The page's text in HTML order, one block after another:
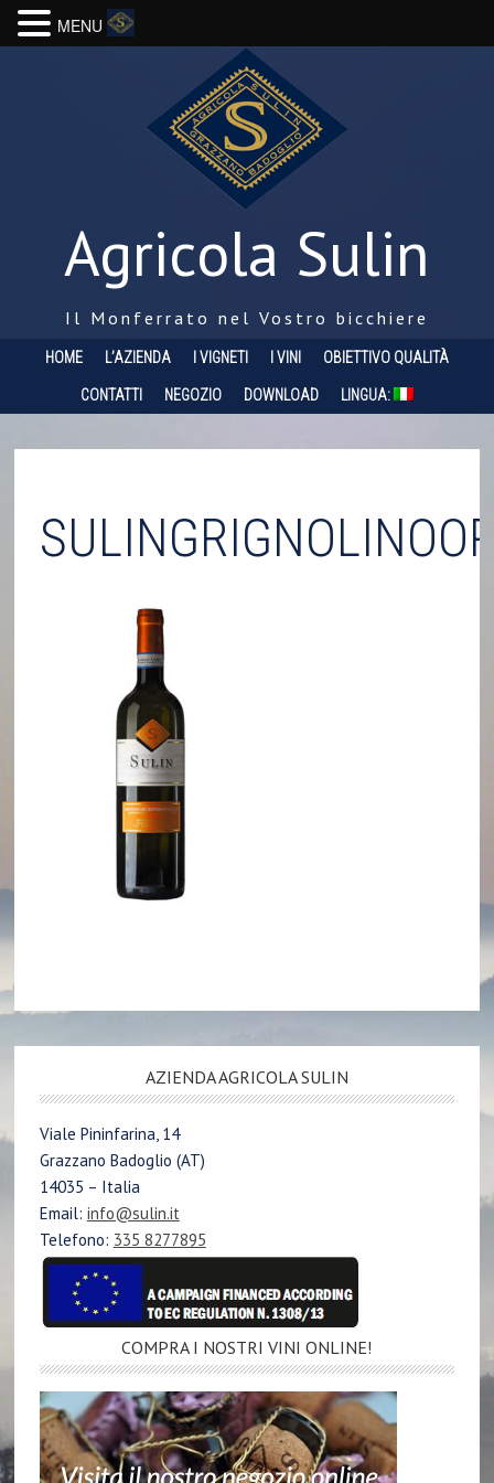
Agricola Sulin
Il Monferrato nel Vostro bicchiere
HOME L’AZIENDA I VIGNETI I VINI OBIETTIVO QUALITÀ
CONTATTI NEGOZIO DOWNLOAD LINGUA:
AZIENDA AGRICOLA SULIN
Viale Pininfarina, 14
Grazzano Badoglio (AT)
14035 – Italia
Email: info@sulin.it
Telefono: 335 8277895
COMPRA I NOSTRI VINI ONLINE!
MENU